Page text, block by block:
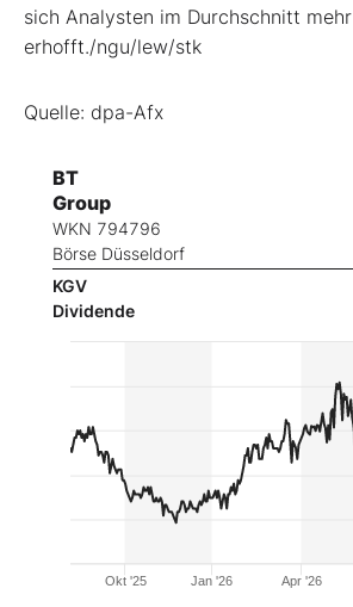
sich Analysten im Durchschnitt mehr
erhofft./ngu/lew/stk
Quelle: dpa-Afx
BT
Group
WKN 794796
Börse Düsseldorf
KGV
Dividende
Okt '25 Jan '26 Apr '26